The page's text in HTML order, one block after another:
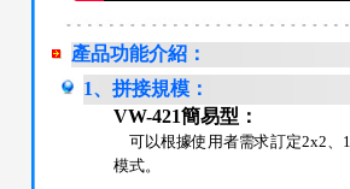
產品功能介紹：
1、拼接規模：
VW-421簡易型：
可以根據使用者需求訂定2x2、
模式。